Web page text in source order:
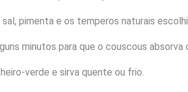
pimenta e os temperos naturais
minutos para que o couscous absorva
verde e sirva quente ou frio.